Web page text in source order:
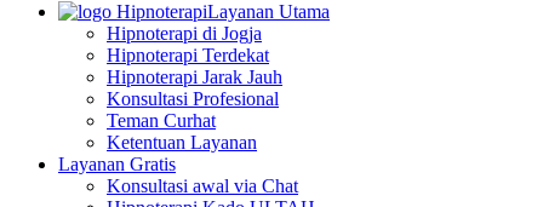
Layanan Utama
Hipnoterapi di Jogja
Hipnoterapi Terdekat
Hipnoterapi Jarak Jauh
Konsultasi Profesional
Teman Curhat
Ketentuan Layanan
Layanan Gratis
Konsultasi awal via Chat